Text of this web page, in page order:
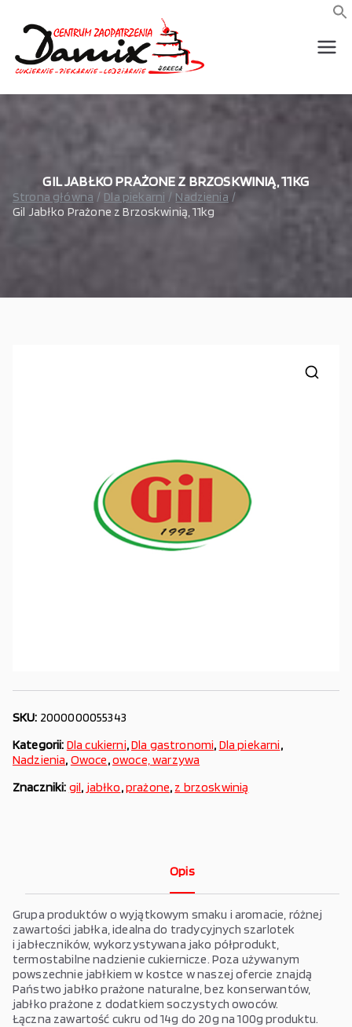
treści
wszystko
gastrono
wszystko dla piekarni,
GIL JABŁKO PRAŻONE Z BRZOSKWINIĄ, 11KG
Strona główna Dla piekarni
Nadzienia
Gil Jabłko Prażone z Brzoskwinią, 11kg
SKU: 2000000055343
Kategorii: Dla cukierni,Dla gastronomi, Dla piekarni,
Nadzienia, Owoce,owoce, warzywa
Znaczniki: gil, jabłko,prażone, z brzoskwinią
Opis
Grupa produktów o wyjątkowym smaku i aromacie, różnej
zawartości jabłka, idealna do tradycyjnych szarlotek
i jabłeczników, wykorzystywana jako półprodukt,
termostabilne nadzienie cukiernicze. Poza używanym
powszechnie jabłkiem w kostce w naszej ofercie znajdą
Państwo jabłko prażone naturalne, bez konserwantów,
jabłko prażone z dodatkiem soczystych owoców.
Łączna zawartość cukru od 14g do 20g na 100g produktu.